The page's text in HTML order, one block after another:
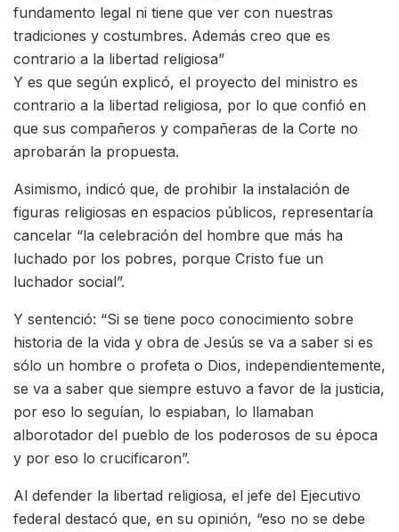
fundamento legal ni tiene que ver con nuestras
tradiciones y costumbres. Además creo que es
contrario a la libertad religiosa”
Y es que según explicó, el proyecto del ministro es
contrario a la libertad religiosa, por lo que confió en
que sus compañeros y compañeras de la Corte no
aprobarán la propuesta.
Asimismo, indicó que, de prohibir la instalación de
figuras religiosas en espacios públicos, representaría
cancelar “la celebración del hombre que más ha
luchado por los pobres, porque Cristo fue un
luchador social”.
Y sentenció: “Si se tiene poco conocimiento sobre
historia de la vida y obra de Jesús se va a saber si es
sólo un hombre o profeta o Dios, independientemente,
se va a saber que siempre estuvo a favor de la justicia,
por eso lo seguían, lo espiaban, lo llamaban
alborotador del pueblo de los poderosos de su época
y por eso lo crucificaron”.
Al defender la libertad religiosa, el jefe del Ejecutivo
federal destacó que, en su opinión, “eso no se debe